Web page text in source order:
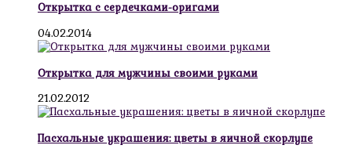
Открытка с сердечками-оригами
04.02.2014
Открытка для мужчины своими руками
21.02.2012
Пасхальные украшения: цветы в яичной скорлупе